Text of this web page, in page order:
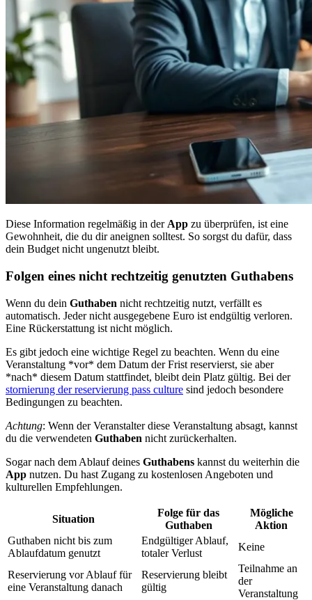
Diese Information regelmäßig in der App zu überprüfen, ist eine
Gewohnheit, die du dir aneignen solltest. So sorgst du dafür, dass
dein Budget nicht ungenutzt bleibt.
Folgen eines nicht rechtzeitig genutzten Guthabens
Wenn du dein Guthaben nicht rechtzeitig nutzt, verfällt es
automatisch. Jeder nicht ausgegebene Euro ist endgültig verloren.
Eine Rückerstattung ist nicht möglich.
Es gibt jedoch eine wichtige Regel zu beachten. Wenn du eine
Veranstaltung *vor* dem Datum der Frist reservierst, sie aber
*nach* diesem Datum stattfindet, bleibt dein Platz gültig. Bei der
stornierung der reservierung pass culture sind jedoch besondere
Bedingungen zu beachten.
Achtung: Wenn der Veranstalter diese Veranstaltung absagt, kannst
du die verwendeten Guthaben nicht zurückerhalten.
Sogar nach dem Ablauf deines Guthabens kannst du weiterhin die
App nutzen. Du hast Zugang zu kostenlosen Angeboten und
kulturellen Empfehlungen.
Situation
Folge für das
Guthaben
Mögliche
Aktion
Guthaben nicht bis zum
Ablaufdatum genutzt
Endgültiger Ablauf,
totaler Verlust
Keine
Reservierung vor Ablauf für
eine Veranstaltung danach
Reservierung bleibt
gültig
Teilnahme an
der
Veranstaltung